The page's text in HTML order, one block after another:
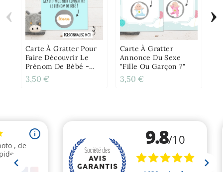
Carte À Gratter Pour
Faire Découvrir Le
Prénom De Bébé -
Éléphant
3,50 €
Carte À Gratter
Annonce Du Sexe
"Fille Ou Garçon ?"
3,50 €
‹ ›